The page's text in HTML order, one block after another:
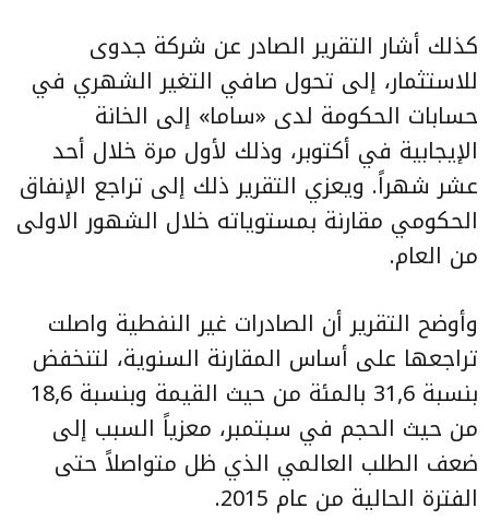
كذلك أشار التقرير الصادر عن شركة جدوى
للاستثمار، إلى تحول صافي التغير الشهري في
حسابات الحكومة لدى «ساما» إلى الخانة
الإيجابية في أكتوبر، وذلك لأول مرة خلال أحد
عشر شهراً. ويعزي التقرير ذلك إلى تراجع الإنفاق
الحكومي مقارنة بمستوياته خلال الشهور الاولى
من العام.
وأوضح التقرير أن الصادرات غير النفطية واصلت
تراجعها على أساس المقارنة السنوية، لتنخفض
بنسبة 31,6 بالمئة من حيث القيمة وبنسبة 18,6
من حيث الحجم في سبتمبر، معزياً السبب إلى
ضعف الطلب العالمي الذي ظل متواصلاً حتى
الفترة الحالية من عام 2015.